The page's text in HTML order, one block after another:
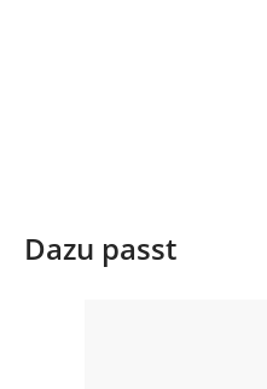
Dazu passt